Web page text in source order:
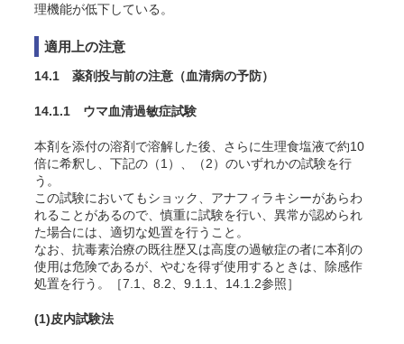
理機能が低下している。
適用上の注意
14.1 薬剤投与前の注意（血清病の予防）
14.1.1 ウマ血清過敏症試験
本剤を添付の溶剤で溶解した後、さらに生理食塩液で約10
倍に希釈し、下記の（1）、（2）のいずれかの試験を行
う。
この試験においてもショック、アナフィラキシーがあらわ
れることがあるので、慎重に試験を行い、異常が認められ
た場合には、適切な処置を行うこと 。
なお、抗毒素治療の既往歴又は高度の過敏症の者に本剤の
使用は危険であるが、やむを得ず使用するときは、除感作
処置を行う。［7.1、8.2、9.1.1、14.1.2参照］
(1)皮内試験法